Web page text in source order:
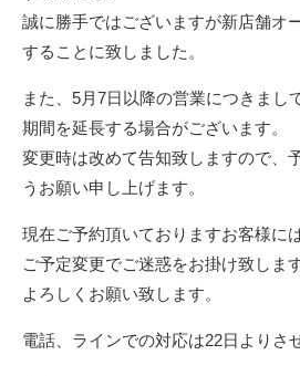
誠に勝手ではございますが新店舗オ
することに致しました。
また、5月7日以降の営業につきまし
期間を延長する場合がございます。
変更時は改めて告知致しますので、
うお願い申し上げます。
現在ご予約頂いておりますお客様には
ご予定変更でご迷惑をお掛け致します
よろしくお願い致します。
電話、ラインでの対応は22日よりさ